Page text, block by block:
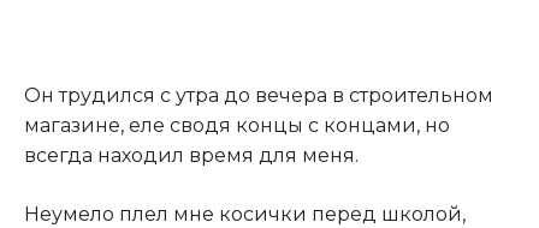
Он трудился с утра до вечера в строительном
магазине, еле сводя концы с концами, но
всегда находил время для меня.
Неумело плел мне косички перед школой,